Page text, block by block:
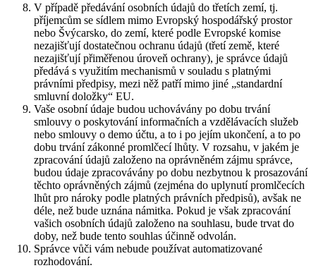
V případě předávání osobních údajů do třetích zemí, tj.
příjemcům se sídlem mimo Evropský hospodářský prostor
nebo Švýcarsko, do zemí, které podle Evropské komise
nezajišťují dostatečnou ochranu údajů (třetí země, které
nezajišťují přiměřenou úroveň ochrany), je správce údajů
předává s využitím mechanismů v souladu s platnými
právními předpisy, mezi něž patří mimo jiné „standardní
smluvní doložky“ EU.
Vaše osobní údaje budou uchovávány po dobu trvání
smlouvy o poskytování informačních a vzdělávacích služeb
nebo smlouvy o demo účtu, a to i po jejím ukončení, a to po
dobu trvání zákonné promlčecí lhůty. V rozsahu, v jakém je
zpracování údajů založeno na oprávněném zájmu správce,
budou údaje zpracovávány po dobu nezbytnou k prosazování
těchto oprávněných zájmů (zejména do uplynutí promlčecích
lhůt pro nároky podle platných právních předpisů), avšak ne
déle, než bude uznána námitka. Pokud je však zpracování
vašich osobních údajů založeno na souhlasu, bude trvat do
doby, než bude tento souhlas účinně odvolán.
Správce vůči vám nebude používat automatizované
rozhodování.